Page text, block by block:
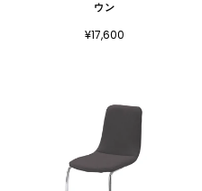
ウン
¥17,600